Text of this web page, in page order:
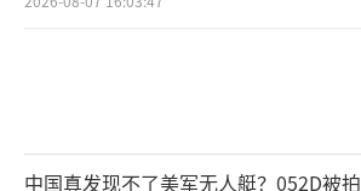
中国真发现不了美军无人艇？052D被拍